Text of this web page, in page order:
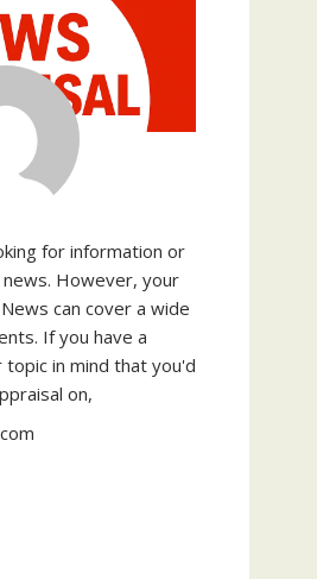
for information or
However, your
can cover a wide
If you have a
in mind that you'd
on,